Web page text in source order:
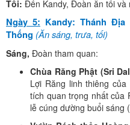
Tối: Đến Kandy, Đoàn ăn tối và
Ngày 5: Kandy: Thánh Địa
Thống (Ăn sáng, trưa, tối)
Sáng, Đoàn tham quan:
Chùa Răng Phật (Sri
Lợi Răng linh thiêng
tích quan trọng nhất của
lễ cúng dường buổi sáng